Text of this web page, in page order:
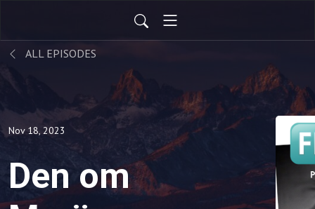
ALL EPISODES
Nov 18, 2023
Den om